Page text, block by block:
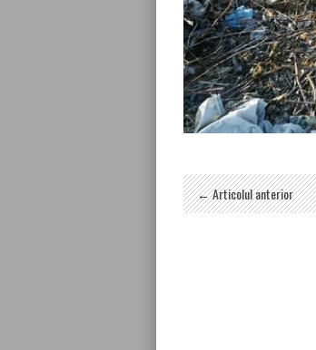
← Articolul anterior